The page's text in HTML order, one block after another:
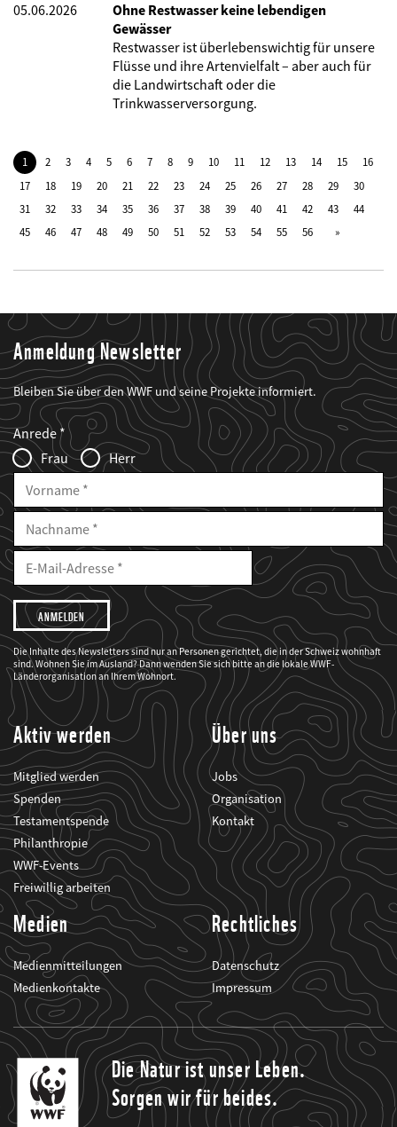
05.06.2026
Ohne Restwasser keine lebendigen
Gewässer
Restwasser ist überlebenswichtig für unsere
Flüsse und ihre Artenvielfalt – aber auch für
die Landwirtschaft oder die
Trinkwasserversorgung.
1 2 3 4 5 6 7 8 9 10 11 12 13 14 15
16
17
18 19 20 21 22 23 24 25 26 27 28 29
30
31
32 33 34 35 36 37 38 39 40 41 42 43
44
45
46 47 48 49 50 51 52 53 54 55 56
Anmeldung Newsletter
Bleiben Sie über den WWF und seine Projekte informiert.
Web2Case
Infofelder
Fieldset
anrede_name
Anrede
Frau
Herr
Vorname
Nachname
E-
Mailadresse
E-
Adresse
Ich
möchte,
dass
der
WWF
mich
über
seine
Projekte
informiert.
Die Inhalte des Newsletters sind nur an Personen gerichtet, die in der Schweiz wohnhaft
sind. Wohnen Sie im Ausland? Dann wenden Sie sich bitte an die lokale WWF-
Länderorganisation an Ihrem Wohnort.
Aktiv werden
Mitglied werden
Spenden
Testamentspende
Philanthropie
WWF-Events
Freiwillig arbeiten
Über uns
Jobs
Organisation
Kontakt
Medien
Medienmitteilungen
Medienkontakte
Rechtliches
Datenschutz
Impressum
Die Natur ist unser Leben.
Sorgen wir für beides.